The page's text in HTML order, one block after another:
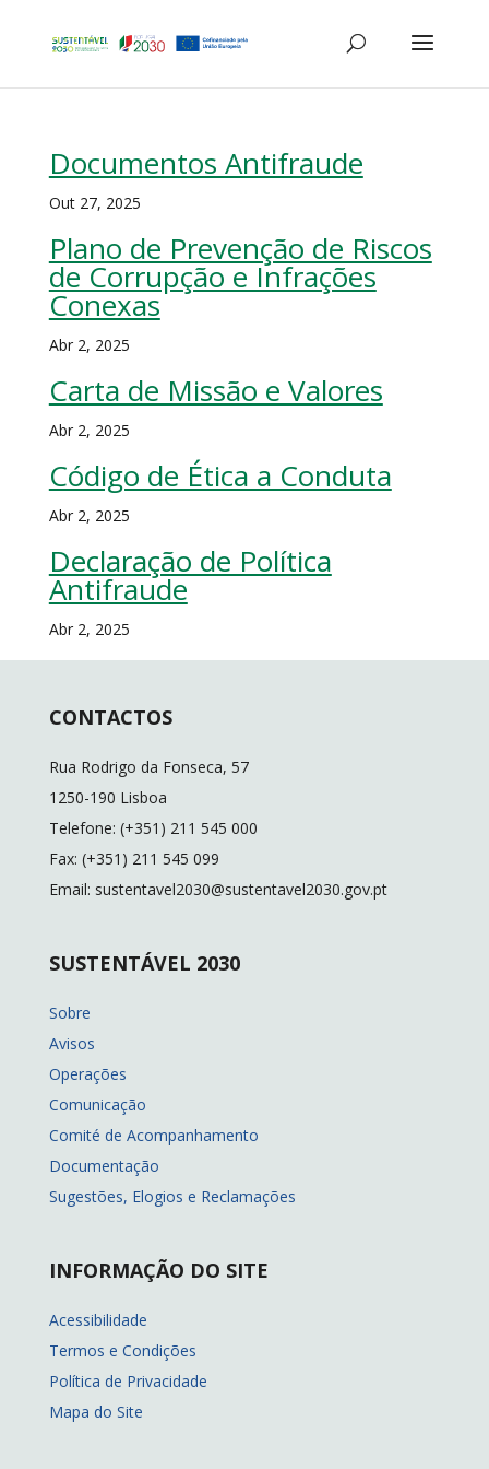
Documentos Antifraude
Out 27, 2025
Plano de Prevenção de Riscos
de Corrupção e Infrações
Conexas
Abr 2, 2025
Carta de Missão e Valores
Abr 2, 2025
Código de Ética a Conduta
Abr 2, 2025
Declaração de Política
Antifraude
Abr 2, 2025
CONTACTOS
Rua Rodrigo da Fonseca, 57
1250-190 Lisboa
Telefone: (+351) 211 545 000
Fax: (+351) 211 545 099
Email: sustentavel2030@sustentavel2030.gov.pt
SUSTENTÁVEL 2030
Sobre
Avisos
Operações
Comunicação
Comité de Acompanhamento
Documentação
Sugestões, Elogios e Reclamações
INFORMAÇÃO DO SITE
Acessibilidade
Termos e Condições
Política de Privacidade
Mapa do Site